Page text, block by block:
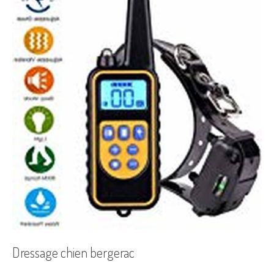
Dressage chien bergerac